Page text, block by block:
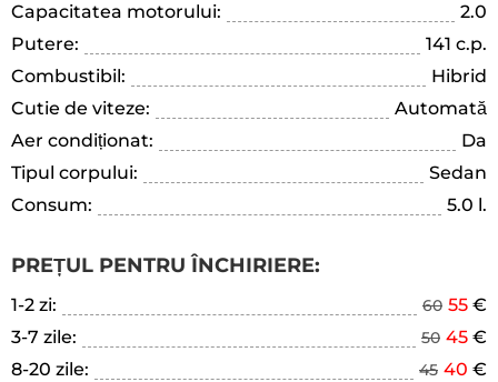
Capacitatea motorului:
2.0
Putere:
141 c.p.
Combustibil:
Hibrid
Cutie de viteze:
Automată
Aer condiționat:
Da
Tipul corpului:
Sedan
Consum:
5.0 l.
PREȚUL PENTRU ÎNCHIRIERE:
1-2 zi: 60 55 €
3-7 zile:
50 45 €
8-20 zile:
45 40 €